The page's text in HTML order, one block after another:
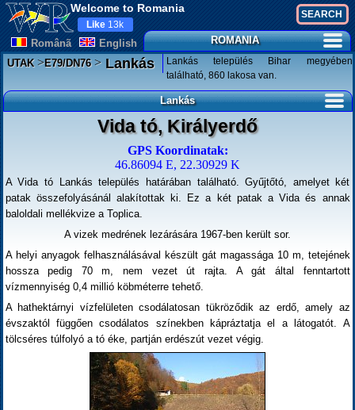
Welcome to Romania
Românã English
Like 13k
ROMANIA
UTAK>E79/DN76>Lankás
Lankás település Bihar megyében
található, 860 lakosa van.
Lankás
Vida tó, Királyerdő
GPS Koordinatak:
46.86094 E, 22.30929 K
A Vida tó Lankás település határában található. Gyűjtőtó, amelyet két
patak összefolyásánál alakítottak ki. Ez a két patak a Vida és annak
baloldali mellékvize a Toplica.
A vizek medrének lezárására 1967-ben került sor.
A helyi anyagok felhasználásával készült gát magassága 10 m, tetejének
hossza pedig 70 m, nem vezet út rajta. A gát által fenntartott
vízmennyiség 0,4 millió köbméterre tehető.
A hathektárnyi vízfelületen csodálatosan tükröződik az erdő, amely az
évszaktól függően csodálatos színekben kápráztatja el a látogatót. A
tölcséres túlfolyó a tó éke, partján erdészút vezet végig.